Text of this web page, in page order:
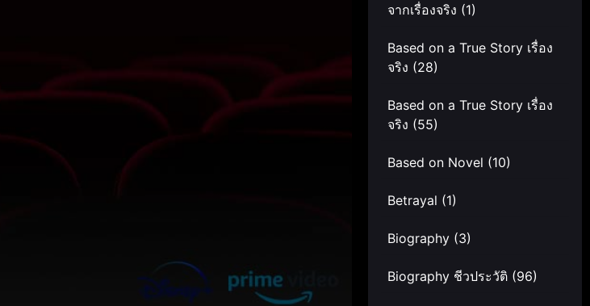
จากเรื่องจริง (1)
Based on a True Story เรื่อง
จริง (28)
Based on a True Story เรื่อง
จริง (55)
Based on Novel (10)
Betrayal (1)
Biography (3)
Biography ชีวประวัติ (96)